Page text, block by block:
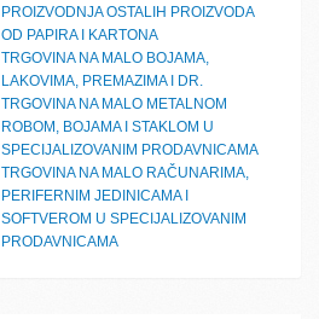
PROIZVODNJA OSTALIH PROIZVODA
OD PAPIRA I KARTONA
TRGOVINA NA MALO BOJAMA,
LAKOVIMA, PREMAZIMA I DR.
TRGOVINA NA MALO METALNOM
ROBOM, BOJAMA I STAKLOM U
SPECIJALIZOVANIM PRODAVNICAMA
TRGOVINA NA MALO RAČUNARIMA,
PERIFERNIM JEDINICAMA I
SOFTVEROM U SPECIJALIZOVANIM
PRODAVNICAMA